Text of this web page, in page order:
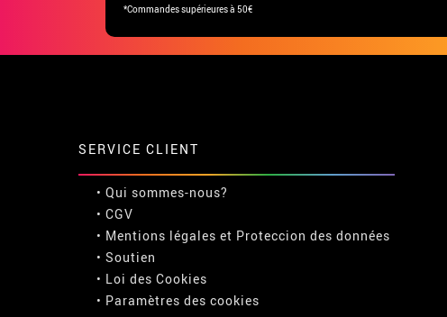
*Commandes supérieures à 50€
SERVICE CLIENT
• Qui sommes-nous?
• CGV
• Mentions légales et Proteccion des données
• Soutien
• Loi des Cookies
• Paramètres des cookies